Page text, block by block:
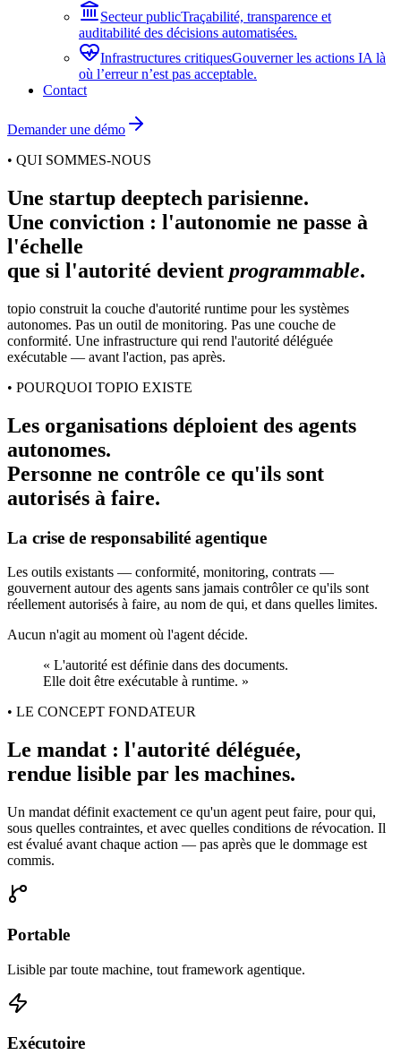
Secteur publicTraçabilité, transparence et
auditabilité des décisions automatisées.
Infrastructures critiquesGouverner les actions IA là
où l’erreur n’est pas acceptable.
Contact
Demander une démo
• QUI SOMMES-NOUS
Une startup deeptech parisienne.
Une conviction : l'autonomie ne passe à
l'échelle
que si l'autorité devient programmable.
topio construit la couche d'autorité runtime pour les systèmes
autonomes. Pas un outil de monitoring. Pas une couche de
conformité. Une infrastructure qui rend l'autorité déléguée
exécutable — avant l'action, pas après.
• POURQUOI TOPIO EXISTE
Les organisations déploient des agents
autonomes.
Personne ne contrôle ce qu'ils sont
autorisés à faire.
La crise de responsabilité agentique
Les outils existants — conformité, monitoring, contrats —
gouvernent autour des agents sans jamais contrôler ce qu'ils sont
réellement autorisés à faire, au nom de qui, et dans quelles limites.
Aucun n'agit au moment où l'agent décide.
« L'autorité est définie dans des documents.
Elle doit être exécutable à runtime. »
• LE CONCEPT FONDATEUR
Le mandat : l'autorité déléguée,
rendue lisible par les machines.
Un mandat définit exactement ce qu'un agent peut faire, pour qui,
sous quelles contraintes, et avec quelles conditions de révocation. Il
est évalué avant chaque action — pas après que le dommage est
commis.
Portable
Lisible par toute machine, tout framework agentique.
Exécutoire